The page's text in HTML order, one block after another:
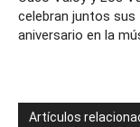
celebran juntos sus
aniversario en la
Artículos